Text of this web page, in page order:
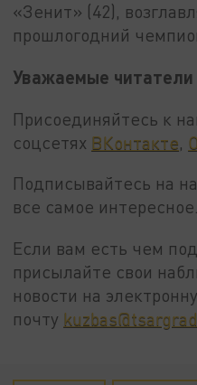
«Зенит» (42),
прошлогодний
Уважаемые
Присоединяйтесь к
соцсетях ВКонтакте
Подписывайтесь на
все самое интересное.
Если вам есть чем
присылайте свои
новости на
почту